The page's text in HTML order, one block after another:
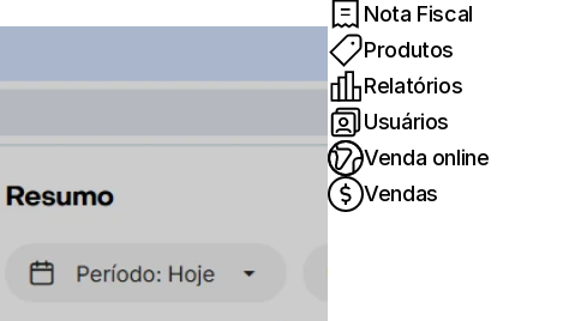
Nota Fiscal
Produtos
Relatórios
Usuários
Venda online
Vendas